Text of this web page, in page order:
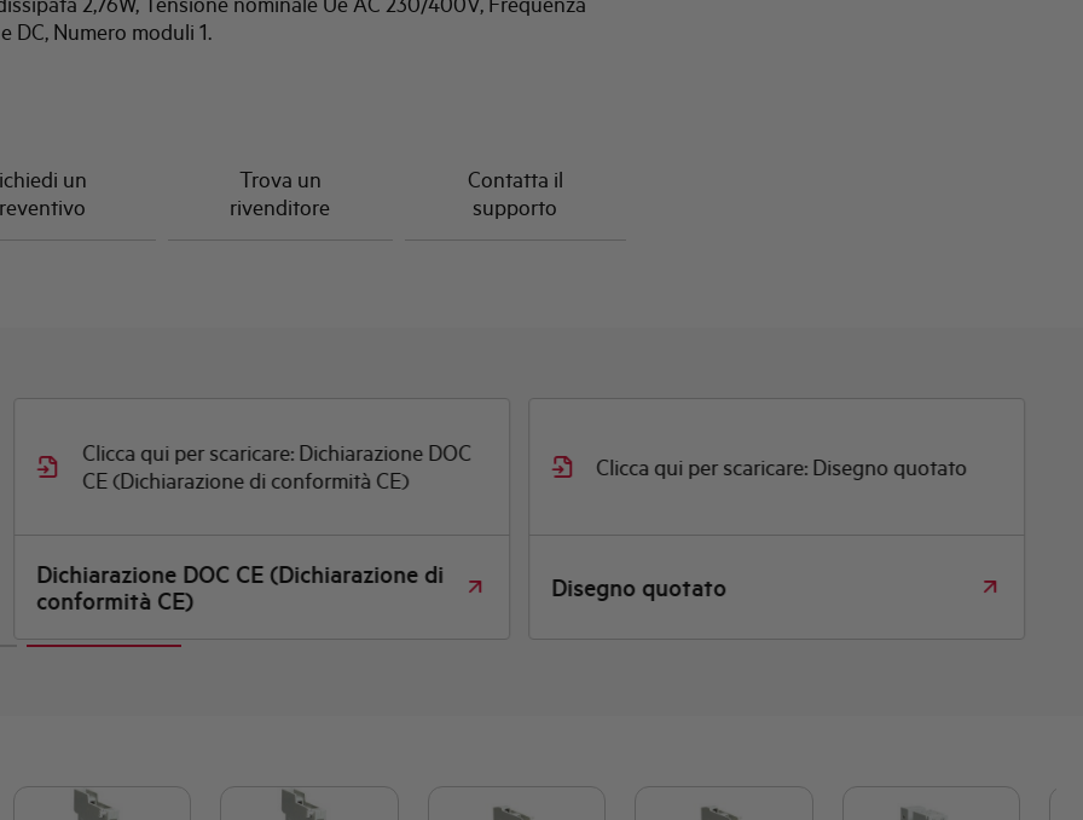
DC, Numero moduli 1.
un
Trova un
rivenditore
Contatta il
supporto
Clicca qui per scaricare: Dichiarazione DOC
CE (Dichiarazione di conformità CE)
Dichiarazione DOC CE (Dichiarazione di
conformità CE)
Clicca qui per scaricare: Disegno quotato
Disegno quotato